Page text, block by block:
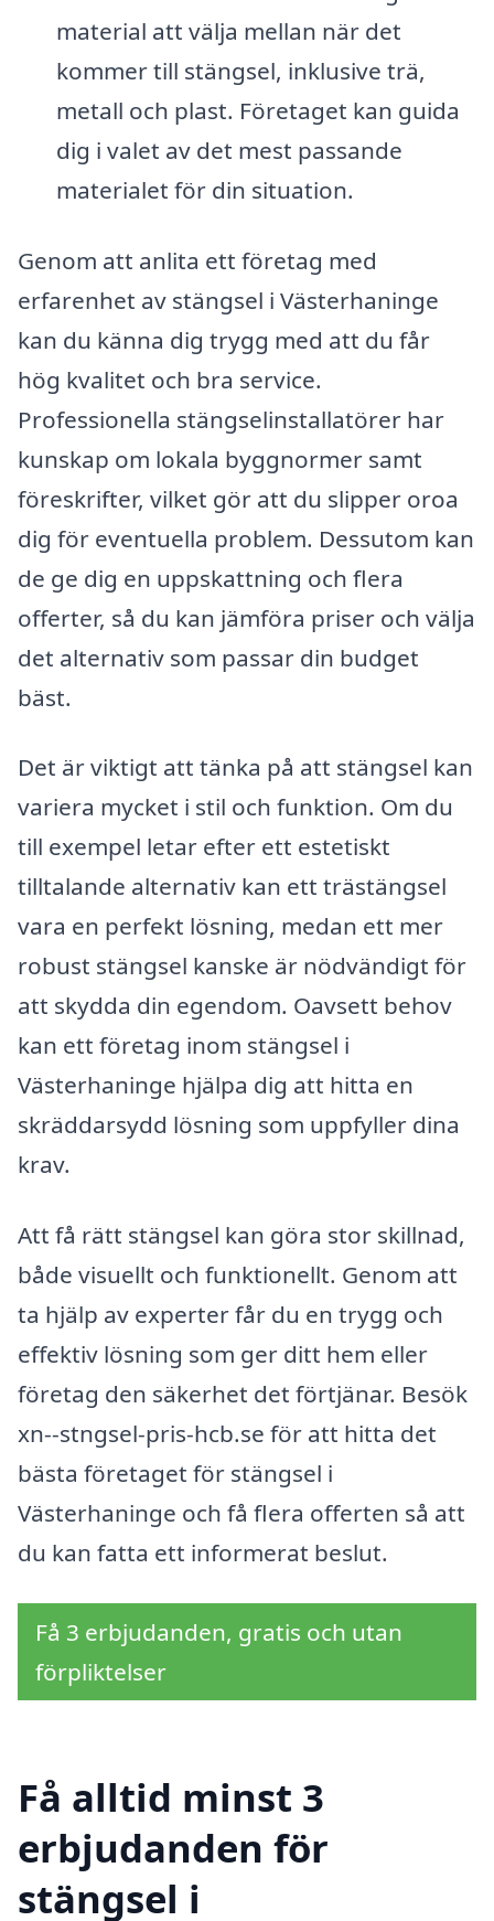
material att välja mellan när det
kommer till stängsel, inklusive trä,
metall och plast. Företaget kan guida
dig i valet av det mest passande
materialet för din situation.
Genom att anlita ett företag med
erfarenhet av stängsel i Västerhaninge
kan du känna dig trygg med att du får
hög kvalitet och bra service.
Professionella stängselinstallatörer har
kunskap om lokala byggnormer samt
föreskrifter, vilket gör att du slipper oroa
dig för eventuella problem. Dessutom kan
de ge dig en uppskattning och flera
offerter, så du kan jämföra priser och välja
det alternativ som passar din budget
bäst.
Det är viktigt att tänka på att stängsel kan
variera mycket i stil och funktion. Om du
till exempel letar efter ett estetiskt
tilltalande alternativ kan ett trästängsel
vara en perfekt lösning, medan ett mer
robust stängsel kanske är nödvändigt för
att skydda din egendom. Oavsett behov
kan ett företag inom stängsel i
Västerhaninge hjälpa dig att hitta en
skräddarsydd lösning som uppfyller dina
krav.
Att få rätt stängsel kan göra stor skillnad,
både visuellt och funktionellt. Genom att
ta hjälp av experter får du en trygg och
effektiv lösning som ger ditt hem eller
företag den säkerhet det förtjänar. Besök
xn--stngsel-pris-hcb.se för att hitta det
bästa företaget för stängsel i
Västerhaninge och få flera offerten så att
du kan fatta ett informerat beslut.
Få 3 erbjudanden, gratis och utan
förpliktelser
Få alltid minst 3
erbjudanden för
stängsel i